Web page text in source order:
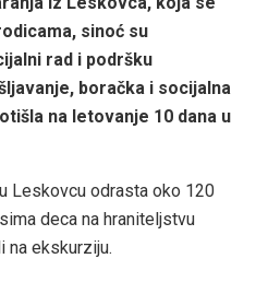
sinoć su
rad i podršku
boračka i socijalna
na letovanje 10 dana u
Leskovcu odrasta oko 120
deca na hraniteljstvu
na ekskurziju.